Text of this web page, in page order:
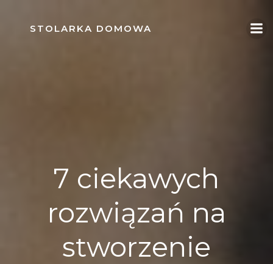
content
STOLARKA DOMOWA
7 ciekawych
rozwiązań na
stworzenie